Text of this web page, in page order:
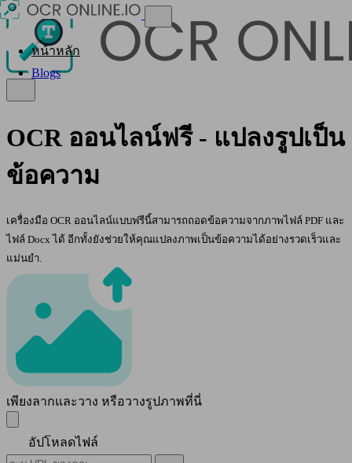
หน้าหลัก
Blogs
OCR ออนไลน์ฟรี - แปลงรูปเป็น
ข้อความ
เครื่องมือ OCR ออนไลน์แบบฟรีนี้สามารถถอดข้อความจากภาพไฟล์ PDF และ
ไฟล์ Docx ได้ อีกทั้งยังช่วยให้คุณแปลงภาพเป็นข้อความได้อย่างรวดเร็วและ
แม่นยำ.
เพียงลากและวาง หรือวางรูปภาพที่นี่
อัปโหลดไฟล์